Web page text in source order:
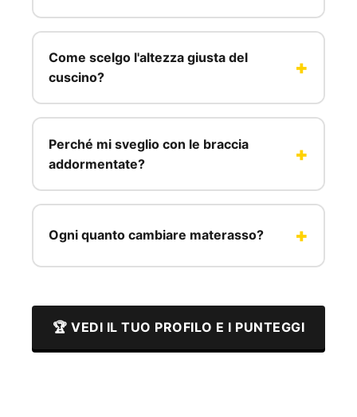
Come scelgo l'altezza giusta del
cuscino?
Perché mi sveglio con le braccia
addormentate?
Ogni quanto cambiare materasso?
🏆 VEDI IL TUO PROFILO E I PUNTEGGI